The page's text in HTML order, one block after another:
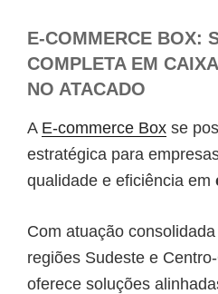
E-COMMERCE BOX:
COMPLETA EM
NO ATACADO
A E-commerce Box se
estratégica para
qualidade e eficiência em
Com atuação
regiões Sudeste e
oferece soluções